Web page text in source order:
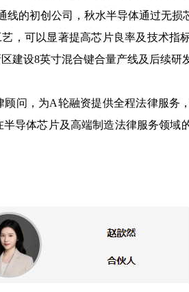
线的初创公司，秋水半导体通过无
，可以显著提高芯片良率及技术指
建设8英寸混合键合量产线及后续研
问，为A轮融资提供全程法律服务
导体芯片及高端制造法律服务领域